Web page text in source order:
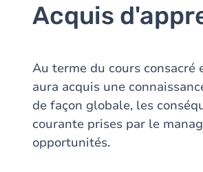
Acquis
Au terme du cours
aura acquis une
de façon globale, les
courante prises par le
opportunités.